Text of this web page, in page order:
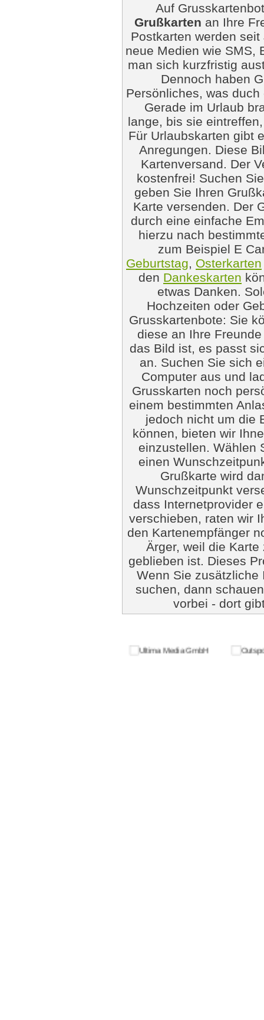
Auf
Grußkarten an Ihre
Postkarten werden
neue Medien wie SMS,
man sich kurzfristig
Dennoch haben
Persönliches, was
Gerade im Urlaub
lange, bis sie
Für Urlaubskarten gibt
Anregungen. Diese
Kartenversand. Der
kostenfrei! Suchen
geben Sie Ihren
Karte versenden. Der
durch eine einfache
hierzu nach
zum Beispiel E
Geburtstag
Osterkarten
den Dankeskarten
etwas Danken.
Hochzeiten oder
Grusskartenbote: Sie
diese an Ihre
das Bild ist, es passt
an. Suchen Sie sich
Computer aus und
Grusskarten noch
einem bestimmten
jedoch nicht um die
können, bieten wir
einzustellen. Wählen
einen
Grußkarte wird
Wunschzeitpunkt
dass Internetprovider
verschieben, raten wir
den Kartenempfänger
Ärger, weil die
geblieben ist. Dieses
Wenn Sie zusätzliche
suchen, dann
vorbei - dort